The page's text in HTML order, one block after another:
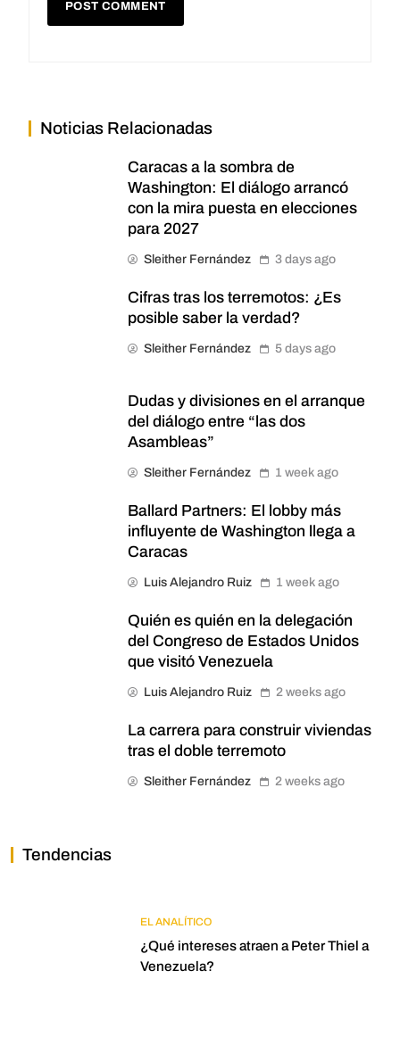
Noticias Relacionadas
Caracas a la sombra de
Washington: El diálogo arrancó
con la mira puesta en elecciones
para 2027
Sleither Fernández 3 days ago
Cifras tras los terremotos: ¿Es
posible saber la verdad?
Sleither Fernández 5 days ago
Dudas y divisiones en el arranque
del diálogo entre “las dos
Asambleas”
Sleither Fernández 1 week ago
Ballard Partners: El lobby más
influyente de Washington llega a
Caracas
Luis Alejandro Ruiz 1 week ago
Quién es quién en la delegación
del Congreso de Estados Unidos
que visitó Venezuela
Luis Alejandro Ruiz 2 weeks ago
La carrera para construir viviendas
tras el doble terremoto
Sleither Fernández 2 weeks ago
Tendencias
EL ANALÍTICO
¿Qué intereses atraen a Peter Thiel a
Venezuela?